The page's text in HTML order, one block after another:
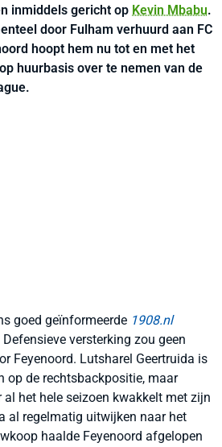
inmiddels gericht op Kevin Mbabu.
door Fulham verhuurd aan FC
hoopt hem nu tot en met het
huurbasis over te nemen van de
goed geïnformeerde 1908.nl
versterking zou geen
Feyenoord. Lutsharel Geertruida is
op de rechtsbackpositie, maar
al het hele seizoen kwakkelt met zijn
al regelmatig uitwijken naar het
haalde Feyenoord afgelopen